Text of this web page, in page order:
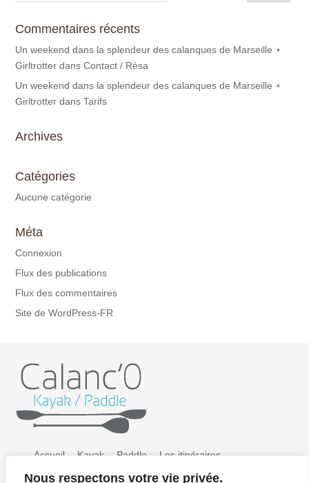
Nous respectons votre vie privée.
Commentaires récents
Un weekend dans la splendeur des calanques de Marseille ⋆
Girltrotter dansContact / Résa
Un weekend dans la splendeur des calanques de Marseille ⋆
Girltrotter dansTarifs
Archives
Catégories
Aucune catégorie
Méta
Connexion
Flux des publications
Flux des commentaires
Site de WordPress-FR
Accueil Kayak Paddle Les itinéraires